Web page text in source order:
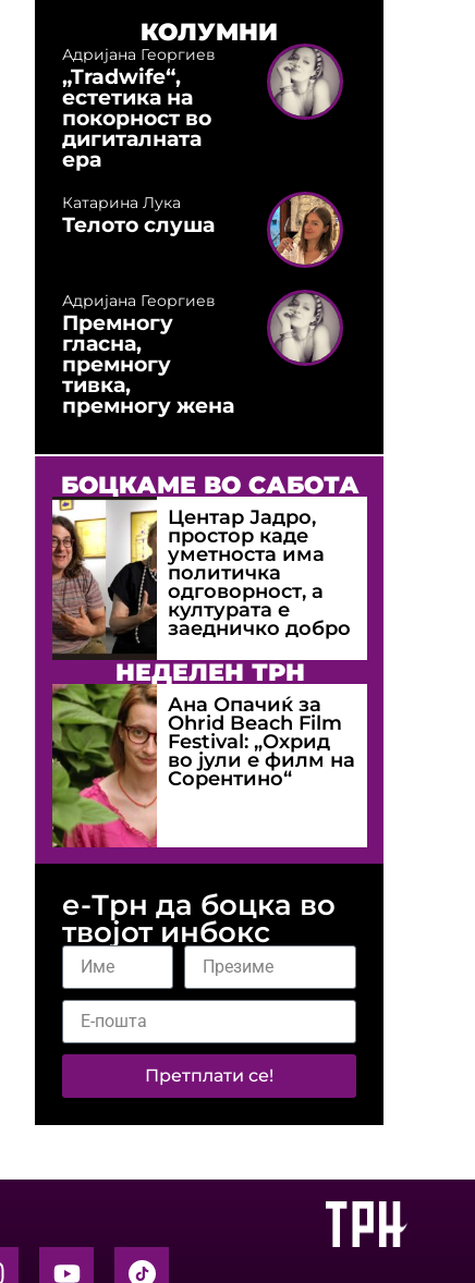
КОЛУМНИ
Адријана Георгиев
„Tradwife“,
естетика на
покорност во
дигиталната
ера
Катарина Лука
Телото слуша
Адријана Георгиев
Премногу
гласна,
премногу
тивка,
премногу жена
БОЦКАМЕ ВО САБОТА
Центар Јадро,
простор каде
уметноста има
политичка
одговорност, а
културата е
заедничко добро
НЕДЕЛЕН ТРН
Ана Опачиќ за
Оhrid Beach Film
Festival: „Охрид
во јули е филм на
Сорентино“
е-Трн да боцка во
твојот инбокс
Претплати се!